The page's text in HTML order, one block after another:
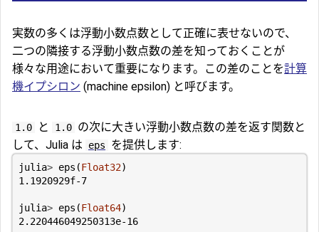
実数の多くは浮動小数点数として正確に表せないので、
二つの隣接する浮動小数点数の差を知っておくことが
様々な用途において重要になります。この差のことを計算
機イプシロン (machine epsilon) と呼びます。
1.0 と 1.0 の次に大きい浮動小数点数の差を返す関数と
して、Julia は
eps を提供します:
julia> eps (Float32)
1.1920929f-7
julia> eps (Float64)
2.220446049250313e-16